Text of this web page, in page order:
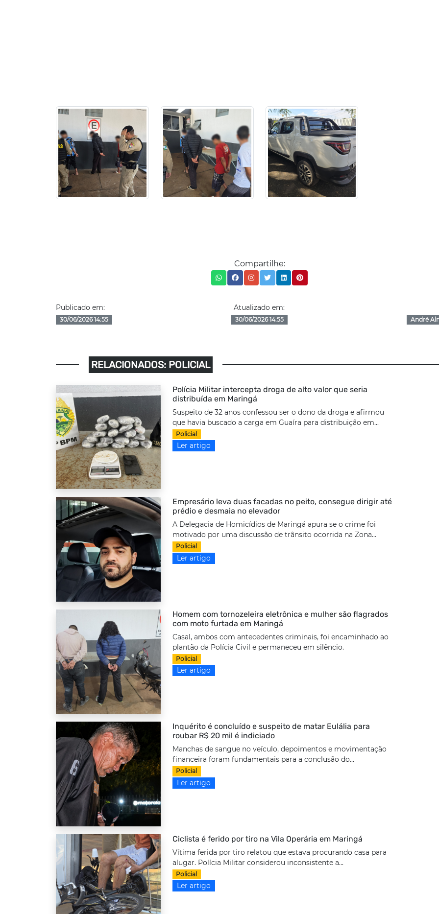
Compartilhe:
Publicado em:
30/06/2026 14:55
Atualizado em:
30/06/2026 14:55 André
RELACIONADOS: POLICIAL
Polícia Militar intercepta droga de alto valor que seria
distribuída em Maringá
Suspeito de 32 anos confessou ser o dono da droga e afirmou
que havia buscado a carga em Guaíra para distribuição em...
Policial
Ler artigo
Empresário leva duas facadas no peito, consegue dirigir até
prédio e desmaia no elevador
A Delegacia de Homicídios de Maringá apura se o crime foi
motivado por uma discussão de trânsito ocorrida na Zona...
Policial
Ler artigo
Homem com tornozeleira eletrônica e mulher são flagrados
com moto furtada em Maringá
Casal, ambos com antecedentes criminais, foi encaminhado ao
plantão da Polícia Civil e permaneceu em silêncio.
Policial
Ler artigo
Inquérito é concluído e suspeito de matar Eulália para
roubar R$ 20 mil é indiciado
Manchas de sangue no veículo, depoimentos e movimentação
financeira foram fundamentais para a conclusão do...
Policial
Ler artigo
Ciclista é ferido por tiro na Vila Operária em Maringá
Vítima ferida por tiro relatou que estava procurando casa para
alugar. Polícia Militar considerou inconsistente a...
Policial
Ler artigo